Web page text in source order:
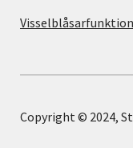
Visselblåsarfunktion
Copyright © 2024,